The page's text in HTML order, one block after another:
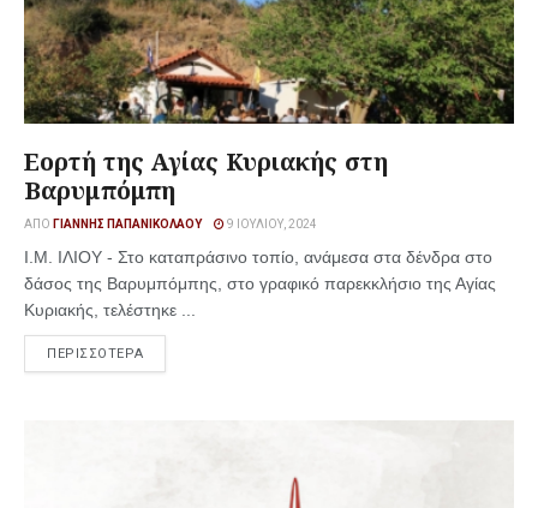
Εορτή της Αγίας Κυριακής στη
Βαρυμπόμπη
ΑΠΌ ΓΙΆΝΝΗΣ ΠΑΠΑΝΙΚΟΛΆΟΥ 9 ΙΟΥΛΊΟΥ, 2024
Ι.Μ. ΙΛΙΟΥ - Στο καταπράσινο τοπίο, ανάμεσα στα δένδρα στο
δάσος της Βαρυμπόμπης, στο γραφικό παρεκκλήσιο της Αγίας
Κυριακής, τελέστηκε ...
ΠΕΡΙΣΣΟΤΕΡΑ